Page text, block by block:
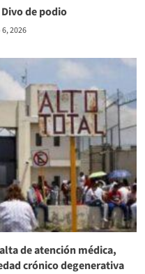
de podio
2026
de atención médica,
crónico degenerativa